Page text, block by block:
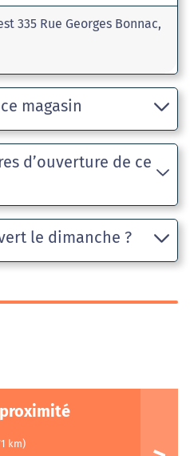
335 Rue Georges Bonnac,
magasin
d’ouverture de ce
le dimanche ?
km)